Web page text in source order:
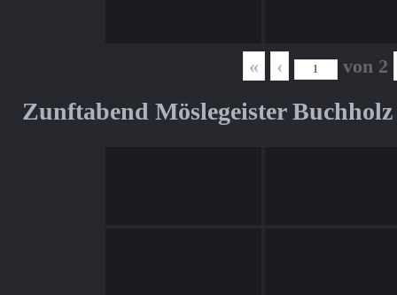
« ‹ von 2
Zunftabend Möslegeister Buchholz